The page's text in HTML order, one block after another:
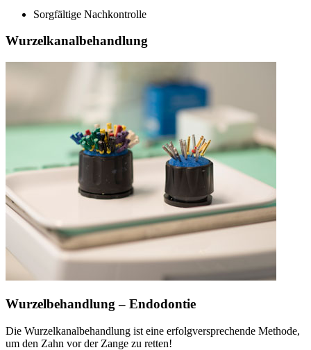
Sorgfältige Nachkontrolle
Wurzelkanalbehandlung
Wurzelbehandlung – Endodontie
Die Wurzelkanalbehandlung ist eine erfolgversprechende Methode,
um den Zahn vor der Zange zu retten!